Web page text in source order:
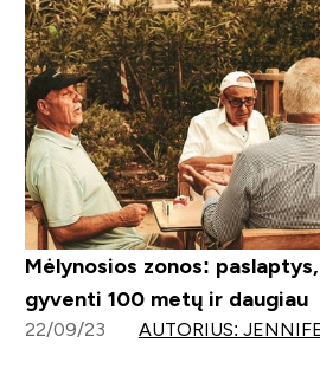
Mėlynosios zonos:
gyventi 100 metų ir daugiau
22/09/23 AUTORIUS: